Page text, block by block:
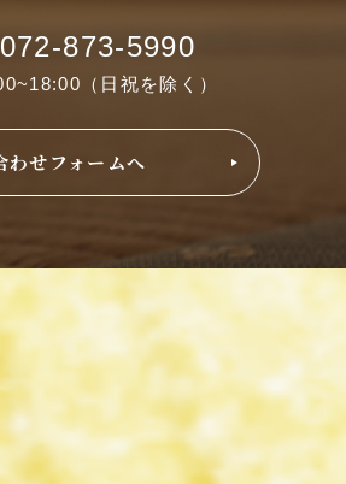
873-5990
（日祝を除く）
わせフォームへ